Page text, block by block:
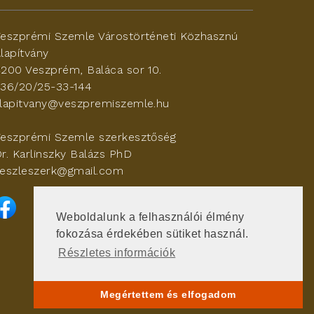
Weboldalunk a felhasználói élmény
fokozása érdekében sütiket használ.
Részletes információk
Megértettem és elfogadom
Szemle Várostörténeti Közhasznú
Veszprém, Baláca sor 10.
20/25-33-144
Szemle szerkesztőség
Karlinszky Balázs PhD
Jogi nyilatkozat Letölthető fájlok